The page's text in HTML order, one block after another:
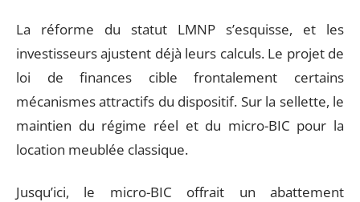
La réforme du statut LMNP s’esquisse, et les
investisseurs ajustent déjà leurs calculs. Le projet de
loi de finances cible frontalement certains
mécanismes attractifs du dispositif. Sur la sellette, le
maintien du régime réel et du micro-BIC pour la
location meublée classique.
Jusqu’ici, le micro-BIC offrait un abattement